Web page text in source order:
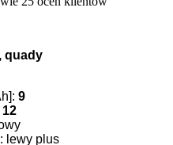
quady
9
12
lewy plus